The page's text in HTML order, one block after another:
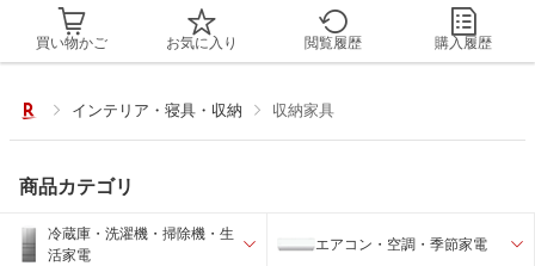
買い物かご お気に入り 閲覧履歴 購入履歴
インテリア・寝具・収納 収納家具
商品カテゴリ
冷蔵庫・洗濯機・掃除機・生
活家電
エアコン・空調・季節家電